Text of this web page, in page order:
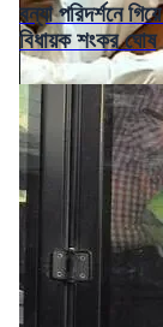
বন্যা পরিদর্শনে
বিধায়ক শংকর ঘোষ